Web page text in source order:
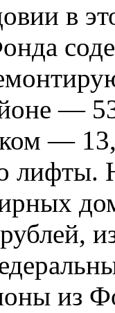
в
—
—
лифты.
из